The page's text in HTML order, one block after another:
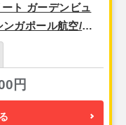
ト ガーデンビュ
ガポール航空/ビ
リ島5日間
円